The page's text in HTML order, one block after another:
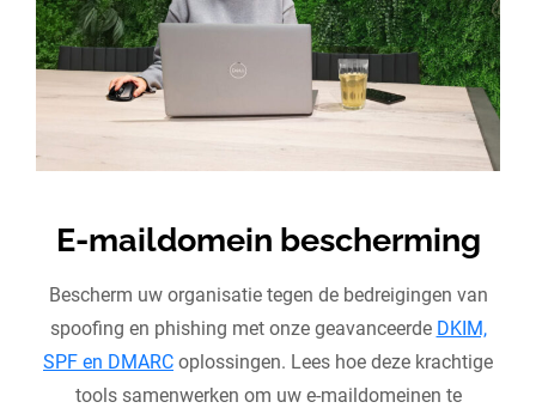
E-maildomein bescherming
Bescherm uw organisatie tegen de bedreigingen van
spoofing en phishing met onze geavanceerde DKIM,
SPF en DMARC oplossingen. Lees hoe deze krachtige
tools samenwerken om uw e-maildomeinen te